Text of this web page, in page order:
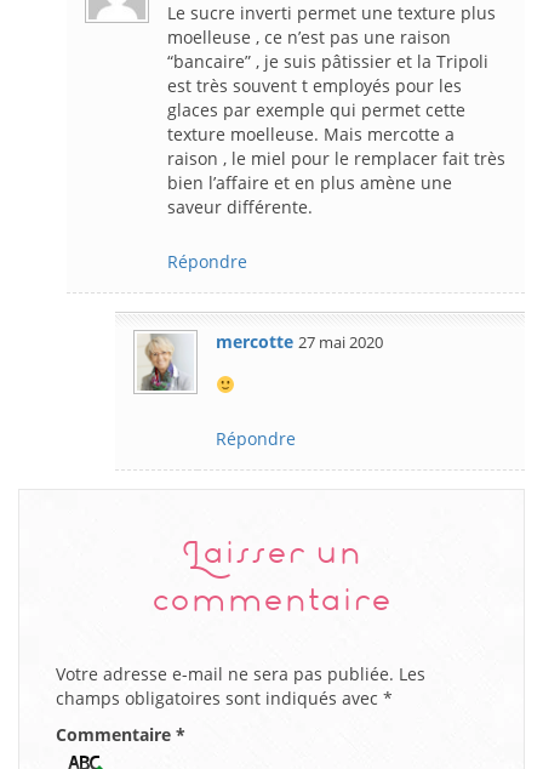
Le sucre inverti permet une texture plus
moelleuse , ce n’est pas une raison
“bancaire” , je suis pâtissier et la Tripoli
est très souvent t employés pour les
glaces par exemple qui permet cette
texture moelleuse. Mais mercotte a
raison , le miel pour le remplacer fait très
bien l’affaire et en plus amène une
saveur différente.
Répondre
mercotte 27 mai 2020
Répondre
Laisser un
commentaire
Votre adresse e-mail ne sera pas publiée. Les
champs obligatoires sont indiqués avec *
Commentaire *